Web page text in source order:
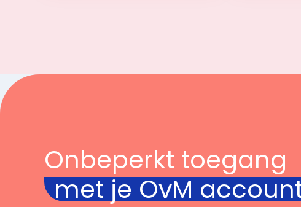
Onbeperkt toegang
met je OvM